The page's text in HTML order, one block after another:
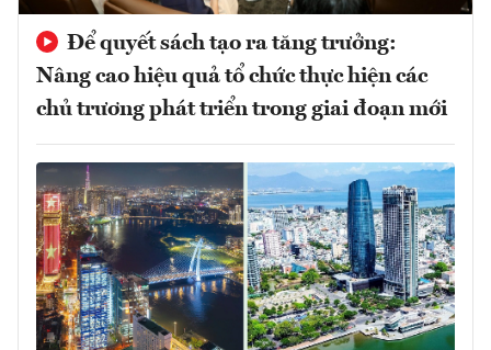
Để quyết sách tạo ra tăng trưởng:
Nâng cao hiệu quả tổ chức thực hiện các
chủ trương phát triển trong giai đoạn mới